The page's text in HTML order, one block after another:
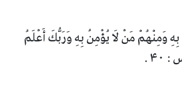
وَمِنْهُمْ مَنْ لَا يُؤْمِنُ بِهِ وَرَبُّكَ أَعْلَمُ
.